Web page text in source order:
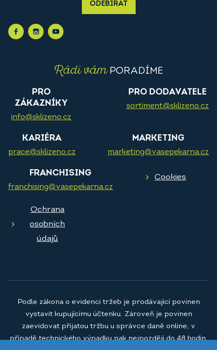
ODEBÍRAT
Rádi vámPORADÍME
PRO
ZÁKAZNÍKY
info@sklizeno.cz
PRO DODAVATELE
sortiment@sklizeno.cz
KARIÉRA
prace@sklizeno.cz
MARKETING
marketing@vasepekarna.cz
FRANCHISING
franchising@vasepekarna.cz
Cookies
Ochrana
osobních
údajů
Podle zákona o evidenci tržeb je prodávající povinen
vystavit kupujícímu účtenku. Zároveň je povinen
zaevidovat přijatou tržbu u správce daně online; v
případě technického výpadku pak nejpozději do 48 hodin.